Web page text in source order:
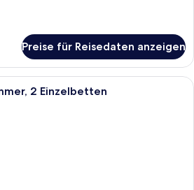
Preise für Reisedaten anzeigen
Ein Hotelzimmer mit zwei Betten,
2 Einzelbetten